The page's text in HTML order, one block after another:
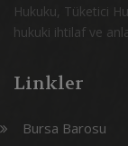
Hukuku, Tüketici
hukuki ihtilaf ve
Linkler
Bursa Barosu